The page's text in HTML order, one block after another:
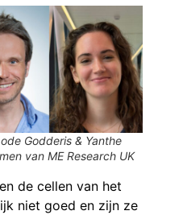
Godderis & Yanthe
van ME Research UK
de cellen van het
niet goed en zijn ze